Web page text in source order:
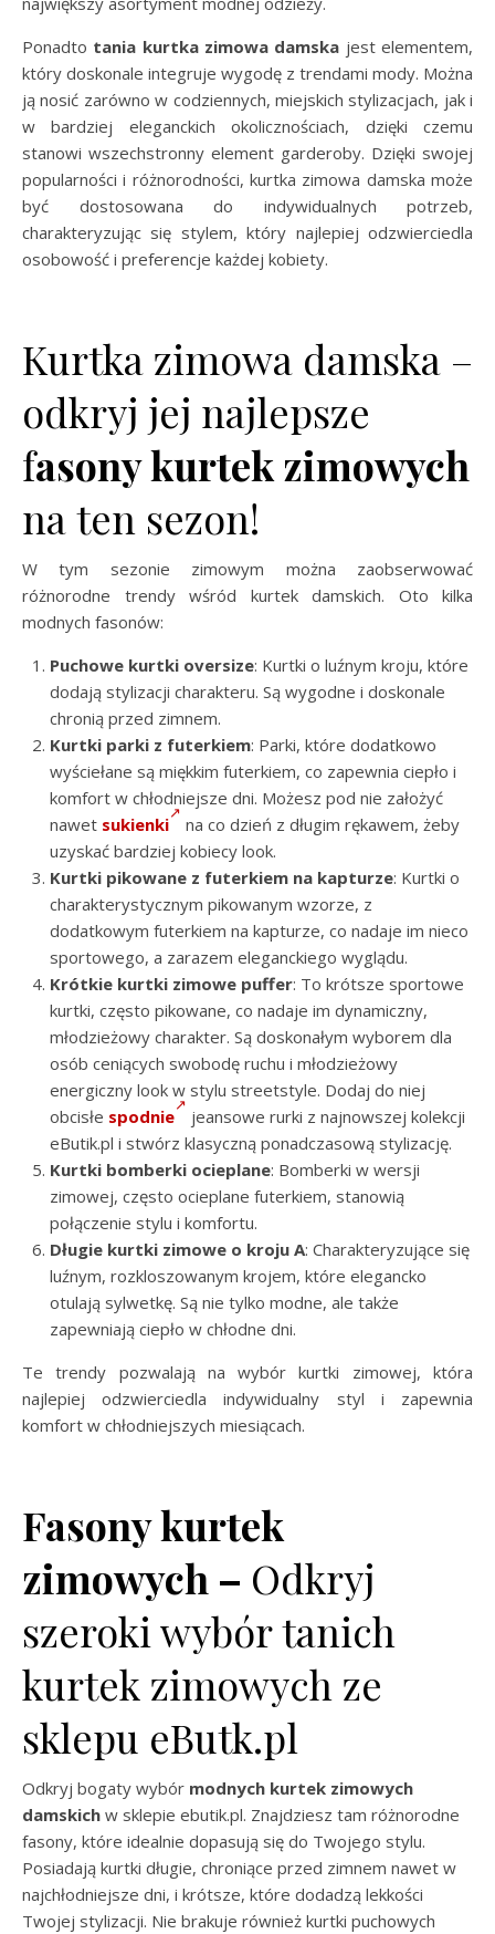
Ponadto tania kurtka zimowa damska jest elementem,
który doskonale integruje wygodę z trendami mody. Można
ją nosić zarówno w codziennych, miejskich stylizacjach, jak i
w bardziej eleganckich okolicznościach, dzięki czemu
stanowi wszechstronny element garderoby. Dzięki swojej
popularności i różnorodności, kurtka zimowa damska może
być dostosowana do indywidualnych potrzeb,
charakteryzując się stylem, który najlepiej odzwierciedla
osobowość i preferencje każdej kobiety.
Kurtka zimowa damska –
odkryj jej najlepsze
fasony kurtek zimowych
na ten sezon!
W tym sezonie zimowym można zaobserwować
różnorodne trendy wśród kurtek damskich. Oto kilka
modnych fasonów:
Puchowe kurtki oversize: Kurtki o luźnym kroju, które
dodają stylizacji charakteru. Są wygodne i doskonale
chronią przed zimnem.
Kurtki parki z futerkiem: Parki, które dodatkowo
wyściełane są miękkim futerkiem, co zapewnia ciepło i
komfort w chłodniejsze dni. Możesz pod nie założyć
nawet sukienki
na co dzień z długim rękawem, żeby
uzyskać bardziej kobiecy look.
Kurtki pikowane z futerkiem na kapturze: Kurtki o
charakterystycznym pikowanym wzorze, z
dodatkowym futerkiem na kapturze, co nadaje im nieco
sportowego, a zarazem eleganckiego wyglądu.
Krótkie kurtki zimowe puffer: To krótsze sportowe
kurtki, często pikowane, co nadaje im dynamiczny,
młodzieżowy charakter. Są doskonałym wyborem dla
osób ceniących swobodę ruchu i młodzieżowy
energiczny look w stylu streetstyle. Dodaj do niej
obcisłe spodnie
jeansowe rurki z najnowszej kolekcji
eButik.pl i stwórz klasyczną ponadczasową stylizację.
Kurtki bomberki ocieplane: Bomberki w wersji
zimowej, często ocieplane futerkiem, stanowią
połączenie stylu i komfortu.
Długie kurtki zimowe o kroju A: Charakteryzujące się
luźnym, rozkloszowanym krojem, które elegancko
otulają sylwetkę. Są nie tylko modne, ale także
zapewniają ciepło w chłodne dni.
Te trendy pozwalają na wybór kurtki zimowej, która
najlepiej odzwierciedla indywidualny styl i zapewnia
komfort w chłodniejszych miesiącach.
Fasony kurtek
zimowych – Odkryj
szeroki wybór tanich
kurtek zimowych ze
sklepu eButk.pl
Odkryj bogaty wybór modnych kurtek zimowych
damskich w sklepie ebutik.pl. Znajdziesz tam różnorodne
fasony, które idealnie dopasują się do Twojego stylu.
Posiadają kurtki długie, chroniące przed zimnem nawet w
najchłodniejsze dni, i krótsze, które dodadzą lekkości
Twojej stylizacji. Nie brakuje również kurtki puchowych